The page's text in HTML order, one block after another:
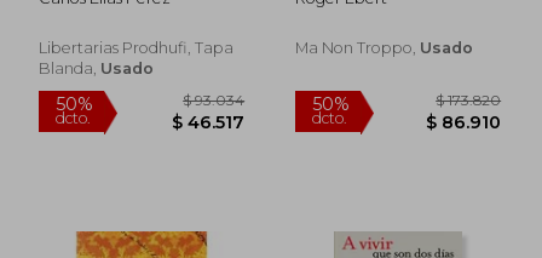
Libertarias Prodhufi, Tapa
Blanda, Usado
Ma Non Troppo, Usado